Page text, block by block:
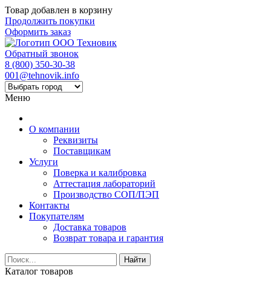
Товар добавлен в корзину
Продолжить покупки
Оформить заказ
Обратный звонок
8 (800) 350-30-38
001@tehnovik.info
Меню
О компании
Реквизиты
Поставщикам
Услуги
Поверка и калибровка
Аттестация лабораторий
Производство СОП/ПЭП
Контакты
Покупателям
Доставка товаров
Возврат товара и гарантия
Найти
Каталог товаров